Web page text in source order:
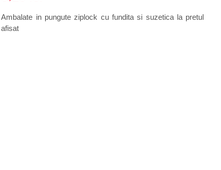
Ambalate in pungute ziplock cu fundita si suzetica la pretul
afisat